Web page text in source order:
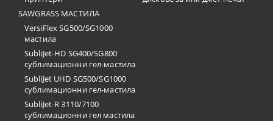
SAWGRASS МАСТИЛА
VersiFlex SG500/SG1000
мастила
SubliJet-HD SG400/SG800
сублимационни гел-мастила
SubliJet UHD SG500/SG1000
сублимационни гел-мастила
SubliJet-R 3110/7100
сублимационни гел мастила